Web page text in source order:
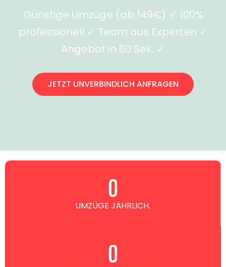
Günstige Umzüge (ab 149€) ✓ 100%
professionell ✓ Team aus Experten ✓
Angebot in 60 Sek. ✓
JETZT UNVERBINDLICH ANFRAGEN
UMZÜGE JÄHRLICH.
0
0